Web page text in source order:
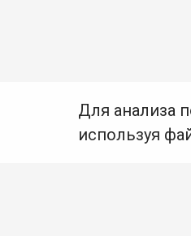
Для анализа
используя